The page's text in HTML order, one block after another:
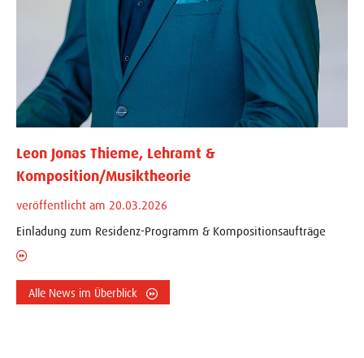
Leon Jonas Thieme, Lehramt &
Komposition/Musiktheorie
veröffentlicht am 20.03.2026
Einladung zum Residenz-Programm & Kompositionsaufträge
Alle News im Überblick